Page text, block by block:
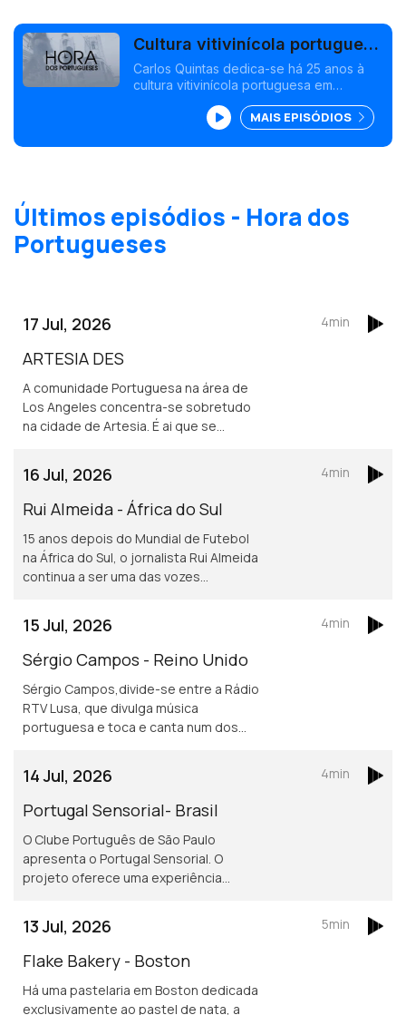
Cultura vitivinícola portuguesa
em Dusseldorf
Carlos Quintas dedica-se há 25 anos à
cultura vitivinícola portuguesa em
30 anos a viver na Alemanha tem
desenvolvido diversas iniciativas em
Portugal de forma a estar sempre ligado
MAIS EPISÓDIOS
Últimos episódios - Hora dos
Portugueses
17 Jul, 2026
ARTESIA DES
A comunidade Portuguesa na área de
Los Angeles concentra-se sobretudo
na cidade de Artesia. É ai que se
Portugueses nos Estados Unidos.
4min
16 Jul, 2026
Rui Almeida - África do Sul
15 anos depois do Mundial de Futebol
na África do Sul, o jornalista Rui Almeida
continua a ser uma das vozes
lusofonia.
4min
15 Jul, 2026
Sérgio Campos - Reino Unido
Sérgio Campos,divide-se entre a Rádio
RTV Lusa, que divulga música
portuguesa e toca e canta num dos
4min
14 Jul, 2026
Portugal Sensorial- Brasil
O Clube Português de São Paulo
apresenta o Portugal Sensorial. O
projeto oferece uma experiência
e um show audiovisual tecnológico.
4min
13 Jul, 2026
Flake Bakery - Boston
Há uma pastelaria em Boston dedicada
exclusivamente ao pastel de nata, a
5min